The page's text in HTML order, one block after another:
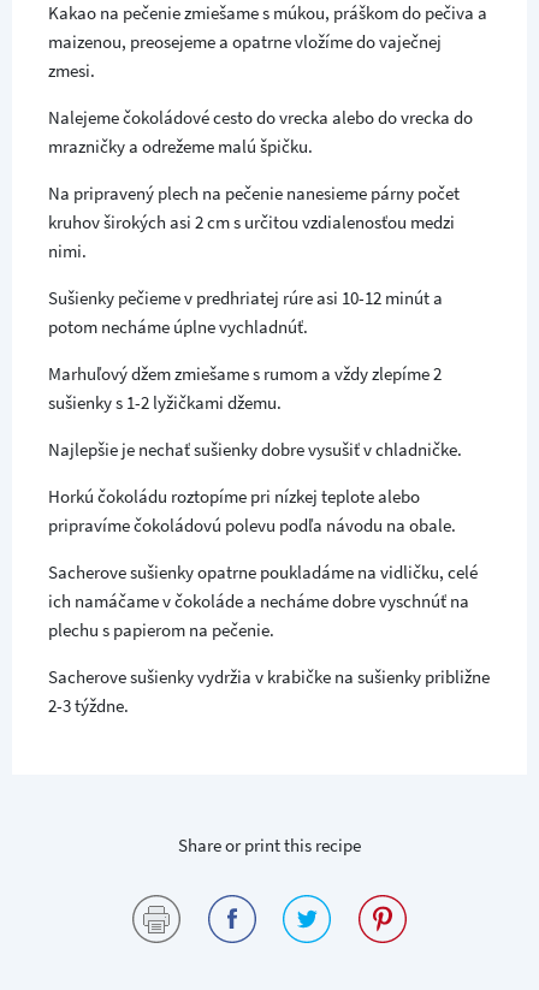
Kakao na pečenie zmiešame s múkou, práškom do pečiva a
maizenou, preosejeme a opatrne vložíme do vaječnej
zmesi.
Nalejeme čokoládové cesto do vrecka alebo do vrecka do
mrazničky a odrežeme malú špičku.
Na pripravený plech na pečenie nanesieme párny počet
kruhov širokých asi 2 cm s určitou vzdialenosťou medzi
nimi.
Sušienky pečieme v predhriatej rúre asi 10-12 minút a
potom necháme úplne vychladnúť.
Marhuľový džem zmiešame s rumom a vždy zlepíme 2
sušienky s 1-2 lyžičkami džemu.
Najlepšie je nechať sušienky dobre vysušiť v chladničke.
Horkú čokoládu roztopíme pri nízkej teplote alebo
pripravíme čokoládovú polevu podľa návodu na obale.
Sacherove sušienky opatrne poukladáme na vidličku, celé
ich namáčame v čokoláde a necháme dobre vyschnúť na
plechu s papierom na pečenie.
Sacherove sušienky vydržia v krabičke na sušienky približne
2-3 týždne.
Share or print this recipe